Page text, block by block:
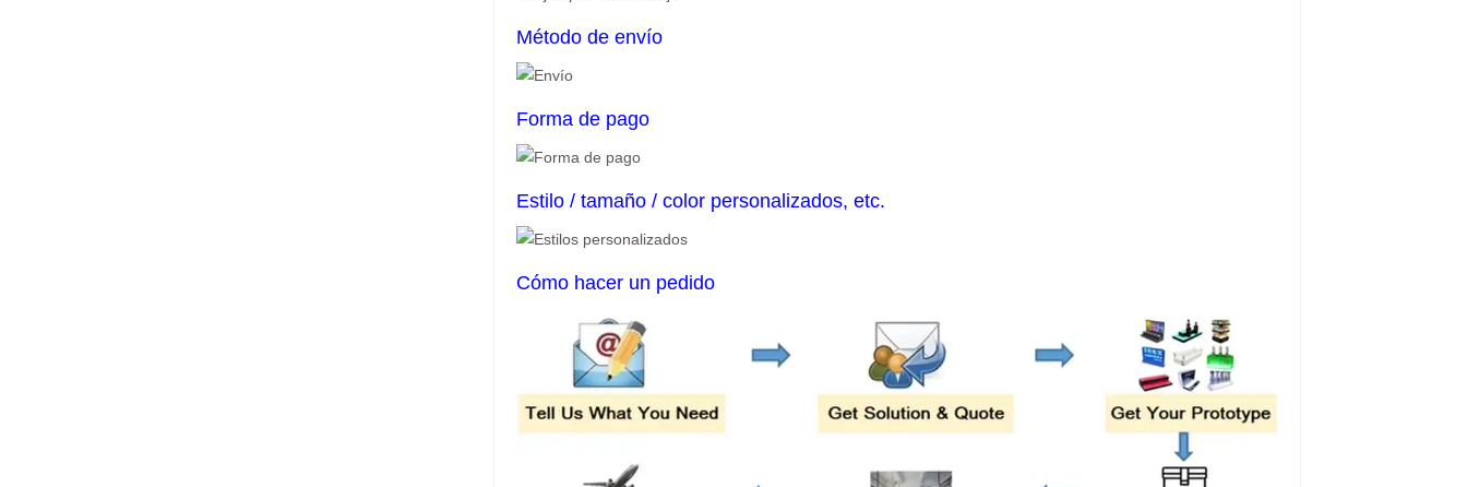
Método de envío
Forma de pago
Estilo / tamaño / color personalizados, etc.
Cómo hacer un pedido